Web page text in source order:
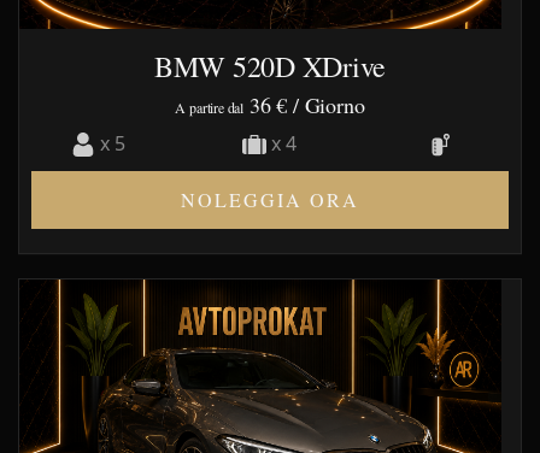
BMW 520D XDrive
A partire dal 36 € / Giorno
x 5 x 4
NOLEGGIA ORA